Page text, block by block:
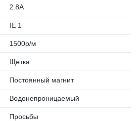
2.8A
IE 1
1500р/м
Щетка
Постоянный магнит
Водонепроницаемый
Просьбы